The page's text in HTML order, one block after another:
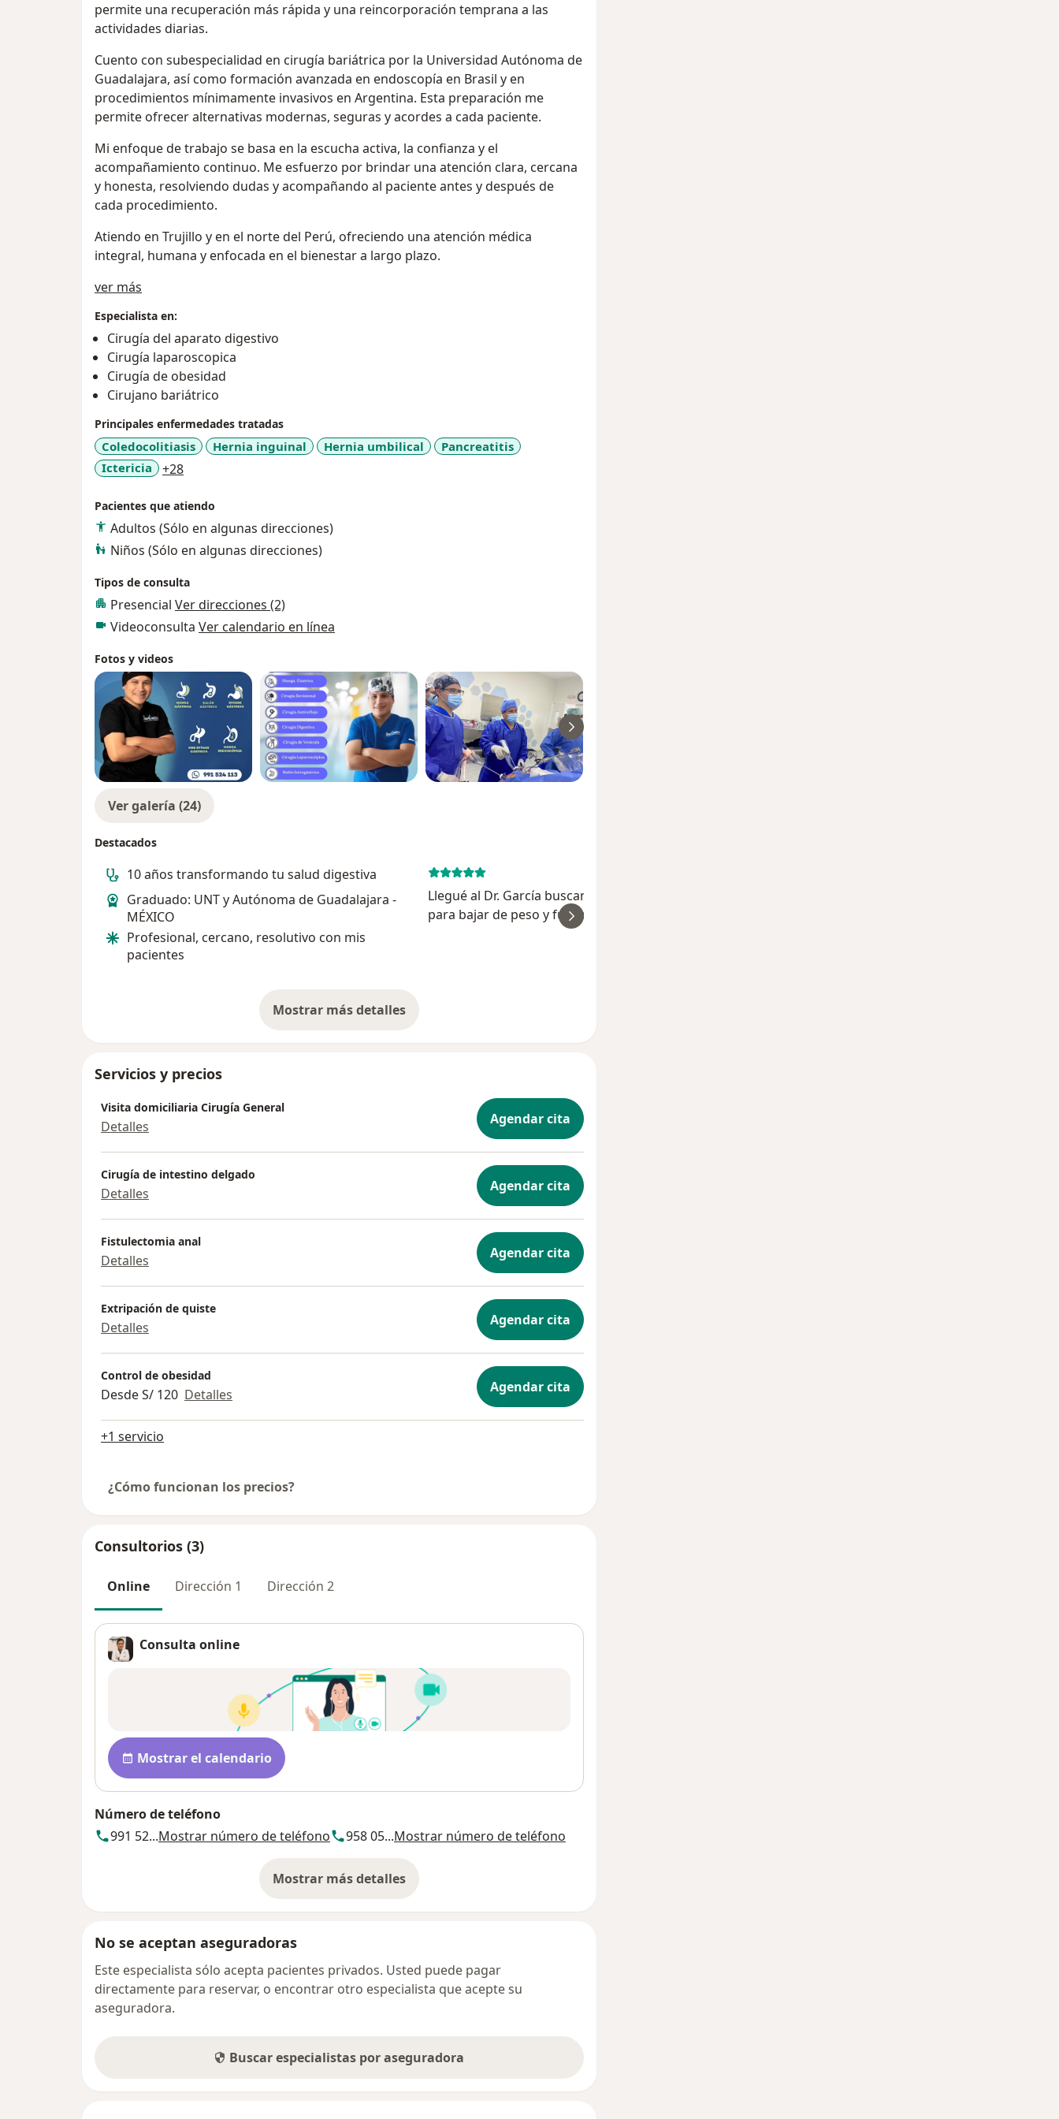
permite una recuperación más rápida y una reincorporación temprana a las
actividades diarias.
Cuento con subespecialidad en cirugía bariátrica por la Universidad Autónoma de
Guadalajara, así como formación avanzada en endoscopía en Brasil y en
procedimientos mínimamente invasivos en Argentina. Esta preparación me
permite ofrecer alternativas modernas, seguras y acordes a cada paciente.
Mi enfoque de trabajo se basa en la escucha activa, la confianza y el
acompañamiento continuo. Me esfuerzo por brindar una atención clara, cercana
y honesta, resolviendo dudas y acompañando al paciente antes y después de
cada procedimiento.
Atiendo en Trujillo y en el norte del Perú, ofreciendo una atención médica
integral, humana y enfocada en el bienestar a largo plazo.
ver más
Especialista en:
Cirugía del aparato digestivo
Cirugía laparoscopica
Cirugía de obesidad
Cirujano bariátrico
Principales enfermedades tratadas
Coledocolitiasis Hernia inguinal Hernia umbilical
Pancreatitis
Ictericia
+28a11y_sr_more_diseases
Pacientes que atiendo
Adultos (Sólo en algunas direcciones)
Niños (Sólo en algunas direcciones)
Tipos de consulta
Presencial Ver direcciones (2)
Videoconsulta Ver calendario en línea
Fotos y videos
Ver galería (24)
Destacados
10 años transformando tu salud digestiva
Graduado: UNT y Autónoma de Guadalajara -
MÉXICO
Profesional, cercano, resolutivo con mis
pacientes
Llegué al Dr. García buscando una solución real
para bajar de peso y fue la mejor decisión. Me
explicó con mucha paciencia todo sobre la
Mostrar más detalles
sobre la experiencia
Servicios y precios
Visita domiciliaria Cirugía General
Detalles Agendar cita
Cirugía de intestino delgado
Detalles Agendar cita
Fistulectomia anal
Detalles Agendar cita
Extripación de quiste
Detalles Agendar cita
Control de obesidad
Desde S/ 120 Detalles Agendar cita
+1 servicio
¿Cómo funcionan los precios?
Consultorios (3)
Online Dirección 1 Dirección 2
Consulta online
Disponibilidad
Mostrar el calendario
Número de teléfono
991 52...Mostrar número de teléfono 958 05...Mostrar número de teléfono
Mostrar más detalles
sobre la dirección
No se aceptan aseguradoras
Este especialista sólo acepta pacientes privados. Usted puede pagar
directamente para reservar, o encontrar otro especialista que acepte su
aseguradora.
Buscar especialistas por aseguradora